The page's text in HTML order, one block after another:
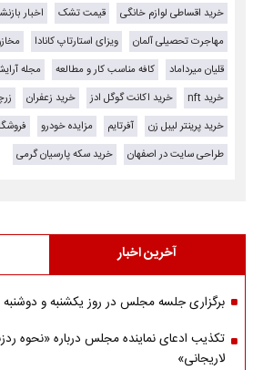
خرید اقساطی لوازم خانگی قیمت تشک
اخبار
مهاجرت تحصیلی آلمان
ویزای استارتاپ کانادا
قلیان میرداماد
کافه مناسب کار و مطالعه مجله
خرید nft
خرید اکانت گوگل ادز خرید زعفران
خرید پرینتر لیبل زن
آفرتایم مزایده خودرو
طراحی سایت در اصفهان
خرید سکه پارسیان گرمی
آخرین اخبار
برگزاری جلسه مجلس در روز یکشنبه و دوشنبه
تکذیب ادعای نماینده مجلس درباره «نحوه
لاریجانی»